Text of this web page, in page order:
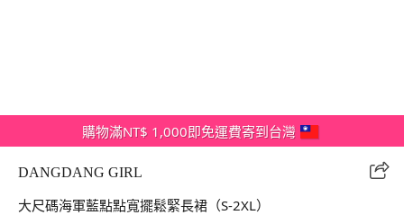
購物滿NT$ 1,000即免運費寄到台灣
DANGDANG GIRL
大尺碼海軍藍點點寬擺鬆緊長裙（S-2XL）